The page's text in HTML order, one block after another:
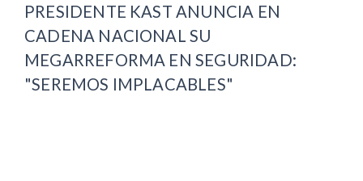
PRESIDENTE KAST ANUNCIA EN
CADENA NACIONAL SU
MEGARREFORMA EN SEGURIDAD:
"SEREMOS IMPLACABLES"